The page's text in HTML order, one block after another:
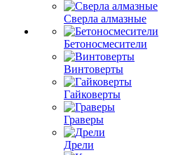
Сверла алмазные
Бетоносмесители
Винтоверты
Гайковерты
Граверы
Дрели